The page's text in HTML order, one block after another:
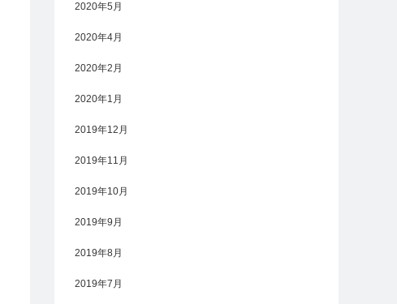
2020年5月
2020年4月
2020年2月
2020年1月
2019年12月
2019年11月
2019年10月
2019年9月
2019年8月
2019年7月